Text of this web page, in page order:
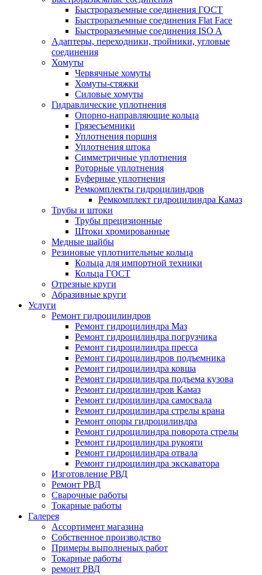
Быстроразъемные соединения ГОСТ
Быстроразъемные соединения Flat Face
Быстроразъемные соединения ISO A
Адаптеры, переходники, тройники, угловые
соединения
Хомуты
Червячные хомуты
Хомуты-стяжки
Силовые хомуты
Гидравлические уплотнения
Опорно-направляющие кольца
Грязесъемники
Уплотнения поршня
Уплотнения штока
Симметричные уплотнения
Роторные уплотнения
Буферные уплотнения
Ремкомплекты гидроцилиндров
Ремкомплект гидроцилиндра Камаз
Трубы и штоки
Трубы прецизионные
Штоки хромированные
Медные шайбы
Резиновые уплотнительные кольца
Кольца для импортной техники
Кольца ГОСТ
Отрезные круги
Абразивные круги
Услуги
Ремонт гидроцилиндров
Ремонт гидроцилиндра Маз
Ремонт гидроцилиндра погрузчика
Ремонт гидроцилиндра пресса
Ремонт гидроцилиндров подъемника
Ремонт гидроцилиндра ковша
Ремонт гидроцилиндра подъема кузова
Ремонт гидроцилиндров Камаз
Ремонт гидроцилиндра самосвала
Ремонт гидроцилиндра стрелы крана
Ремонт опоры гидроцилиндра
Ремонт гидроцилиндра поворота стрелы
Ремонт гидроцилиндра рукояти
Ремонт гидроцилиндра отвала
Ремонт гидроцилиндра экскаватора
Изготовление РВД
Ремонт РВД
Сварочные работы
Токарные работы
Галерея
Ассортимент магазина
Собственное производство
Примеры выполненых работ
Токарные работы
ремонт РВД